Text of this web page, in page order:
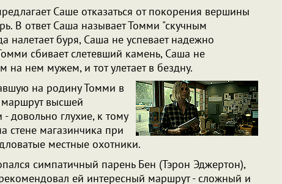
Саше отказаться от покорения вершины
В ответ Саша называет Томми "скучным
налетает буря, Саша не успевает надежно
сбивает слетевший камень, Саша не
на нем мужем, и тот улетает в бездну.
на родину Томми в
маршрут высшей
довольно глухие, к тому
стене магазинчика при
местные охотники.
симпатичный парень Бен (Тэрон Эджертон),
ей интересный маршрут - сложный и